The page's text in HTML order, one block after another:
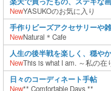
NewYASUKOのお気に入り
手作りビーズアクセサリーや
NewNatural＊Cafe
人生の後半戦を楽しく、穏や
NewThis is what I am. ～私の在
日々のコーディネート手帖
New** Comfortable Days **